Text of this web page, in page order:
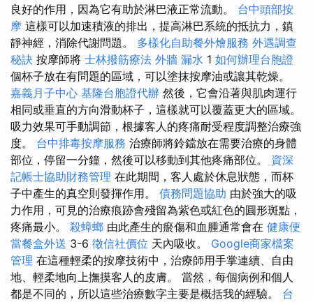
良好的作用，因為它有助於淋巴液正常流動。 台中頭部按
摩 這樣可以加速積液的排出，提高淋巴系統的抵抗力，鎮
靜神經，消除代謝問題。 多樣化自助餐外燴服務 外遇調查
秘訣 按摩師將 士林撥筋療法 外牆 漏水 1 如何辦理台胞證
個杯子放在有問題的區域，可以塗抹按摩油或讓其乾燥。
嘉義月子中心 基隆台胞證代辦 然後，它會沿著與肌肉運行
相同或垂直的方向滑動杯子，這樣就可以覆蓋更大的區域。
吸力效果可手動調節，根據客人的疼痛耐受程度調整治療強
度。 台中排毒按摩服務 治療師將鈴鐺放在需要治療的身體
部位，停留一分鐘，然後可以移動到其他疼痛部位。 資深
記帳士協助財務管理 在此期間，客人處於休息狀態，而杯
子中產生的真空則發揮作用。 債務問題協助 由於強大的吸
力作用，可見的治療痕跡會殘留為紫色或紅色的圓形斑點，
疼痛最小。 殺蟑螂 由此產生的瘀傷和血腫通常會在 健康便
當餐盒外送 3-6 徵信社價位 天內吸收。 Google商家檔案
管理 在這種輕柔的按摩技術中，治療師用手掌連續、自由
地、輕柔地向上撫摸客人的皮膚。 當然，每個病例和個人
都是不同的，所以這些治療數字主要是概括我的經驗。 台